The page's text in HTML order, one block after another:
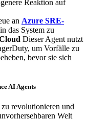
Reaktion auf
an Azure SRE-
das System zu
Dieser Agent nutzt
um Vorfälle zu
bevor sie sich
AI Agents
revolutionieren und
Welt